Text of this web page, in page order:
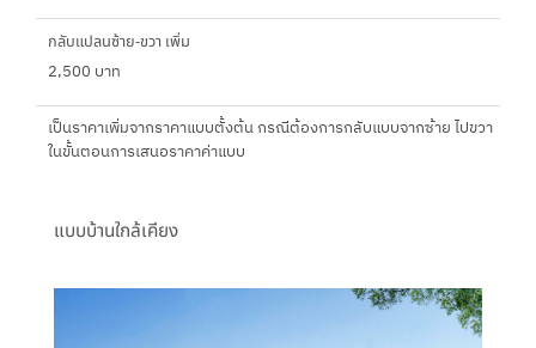
กลับแปลนซ้าย-ขวา เพิ่ม
2,500 บาท
เป็นราคาเพิ่มจากราคาแบบตั้งต้น กรณีต้องการกลับแบบจากซ้าย ไปขวา
ในขั้นตอนการเสนอราคาค่าแบบ
แบบบ้านใกล้เคียง